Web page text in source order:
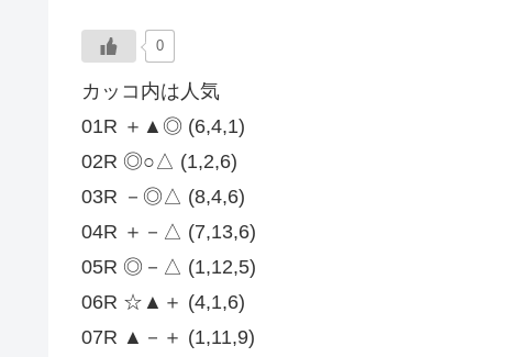
0
カッコ内は人気
01R ＋▲◎ (6,4,1)
02R ◎○△ (1,2,6)
03R －◎△ (8,4,6)
04R ＋－△ (7,13,6)
05R ◎－△ (1,12,5)
06R ☆▲＋ (4,1,6)
07R ▲－＋ (1,11,9)